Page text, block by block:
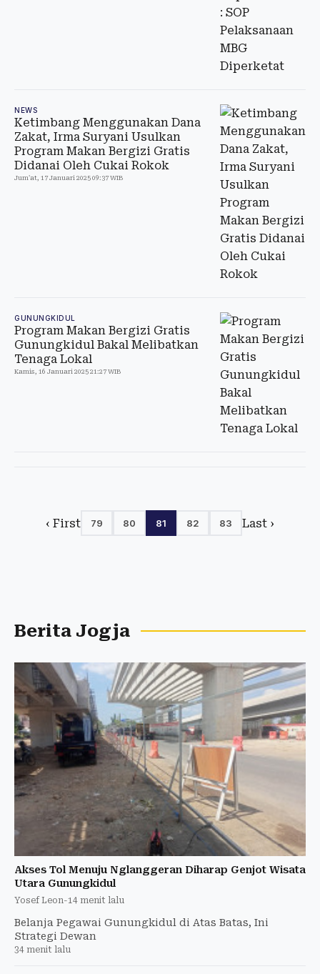
NEWS
Ketimbang Menggunakan Dana
Zakat, Irma Suryani Usulkan
Program Makan Bergizi Gratis
Didanai Oleh Cukai Rokok
Jum'at, 17 Januari 2025 09:37 WIB
GUNUNGKIDUL
Program Makan Bergizi Gratis
Gunungkidul Bakal Melibatkan
Tenaga Lokal
Kamis, 16 Januari 2025 21:27 WIB
‹ First 79 80 81 82 83 Last ›
Berita Jogja
Akses Tol Menuju Nglanggeran Diharap Genjot Wisata
Utara Gunungkidul
Yosef Leon-14 menit lalu
Belanja Pegawai Gunungkidul di Atas Batas, Ini
Strategi Dewan
34 menit lalu